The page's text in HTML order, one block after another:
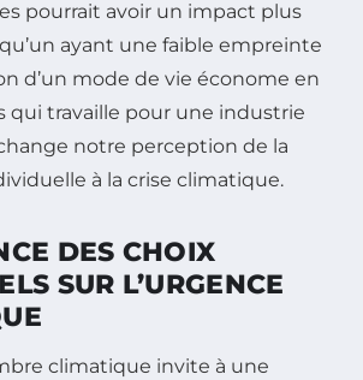
pourrait avoir un impact plus
ayant une faible empreinte
d’un mode de vie économe en
qui travaille pour une industrie
notre perception de la
à la crise climatique.
DES CHOIX
SUR L’URGENCE
climatique invite à une